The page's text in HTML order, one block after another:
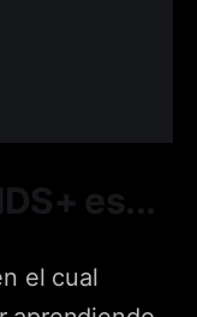
es...
el cual